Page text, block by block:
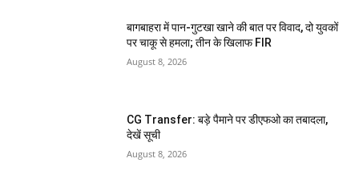
बागबाहरा में पान-गुटखा खाने की बात पर विवाद, दो युवकों
पर चाकू से हमला; तीन के खिलाफ FIR
August 8, 2026
CG Transfer: बड़े पैमाने पर डीएफओ का तबादला,
देखें सूची
August 8, 2026